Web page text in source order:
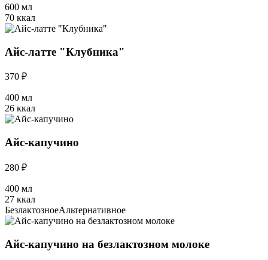
600 мл
70 ккал
Айс-латте "Клубника"
370 ₽
400 мл
26 ккал
Айс-капучино
280 ₽
400 мл
27 ккал
БезлактозноеАльтернативное
Айс-капучино на безлактозном молоке